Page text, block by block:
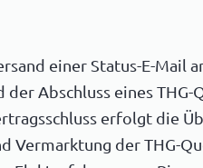
einer Status-E-Mail
Abschluss eines
erfolgt die
Vermarktung der THG-